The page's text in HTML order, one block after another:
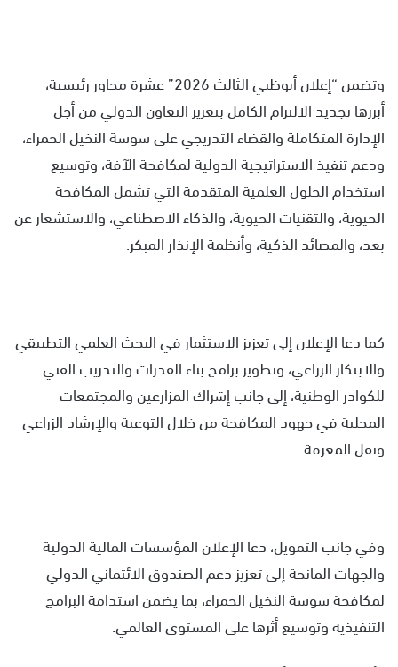
وتضمن “إعلان أبوظبي الثالث 2026” عشرة محاور رئيسية،
أبرزها تجديد الالتزام الكامل بتعزيز التعاون الدولي من أجل
الإدارة المتكاملة والقضاء التدريجي على سوسة النخيل الحمراء،
ودعم تنفيذ الاستراتيجية الدولية لمكافحة الآفة، وتوسيع
استخدام الحلول العلمية المتقدمة التي تشمل المكافحة
الحيوية، والتقنيات الحيوية، والذكاء الاصطناعي، والاستشعار عن
بعد، والمصائد الذكية، وأنظمة الإنذار المبكر.
كما دعا الإعلان إلى تعزيز الاستثمار في البحث العلمي التطبيقي
والابتكار الزراعي، وتطوير برامج بناء القدرات والتدريب الفني
للكوادر الوطنية، إلى جانب إشراك المزارعين والمجتمعات
المحلية في جهود المكافحة من خلال التوعية والإرشاد الزراعي
ونقل المعرفة.
وفي جانب التمويل، دعا الإعلان المؤسسات المالية الدولية
والجهات المانحة إلى تعزيز دعم الصندوق الائتماني الدولي
لمكافحة سوسة النخيل الحمراء، بما يضمن استدامة البرامج
التنفيذية وتوسيع أثرها على المستوى العالمي.